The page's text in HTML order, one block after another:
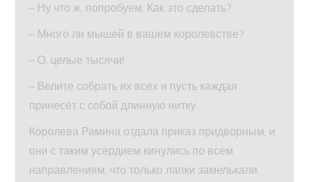
– Ну что ж, попробуем. Как это сделать?
– Много ли мышей в вашем королевстве?
– О, целые тысячи!
– Велите собрать их всех и пусть каждая
принесёт с собой длинную нитку.
Королева Рамина отдала приказ придворным, и
они с таким усердием кинулись по всем
направлениям, что только лапки замелькали.